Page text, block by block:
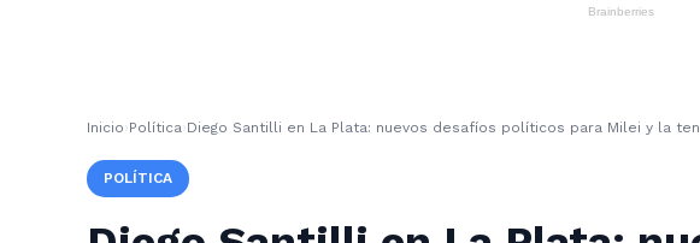
Inicio ›Política›Diego Santilli en La Plata: nuevos desafíos políticos para Milei y la
POLÍTICA